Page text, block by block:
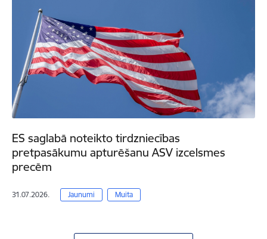
ES saglabā noteikto tirdzniecības
pretpasākumu apturēšanu ASV izcelsmes
precēm
31.07.2026. Jaunumi Muita